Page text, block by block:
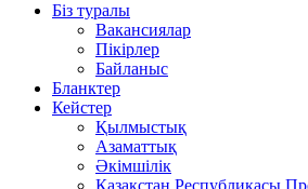
Біз туралы
Вакансиялар
Пікірлер
Байланыс
Бланктер
Кейстер
Қылмыстық
Азаматтық
Әкімшілік
Қазақстан Республикасы